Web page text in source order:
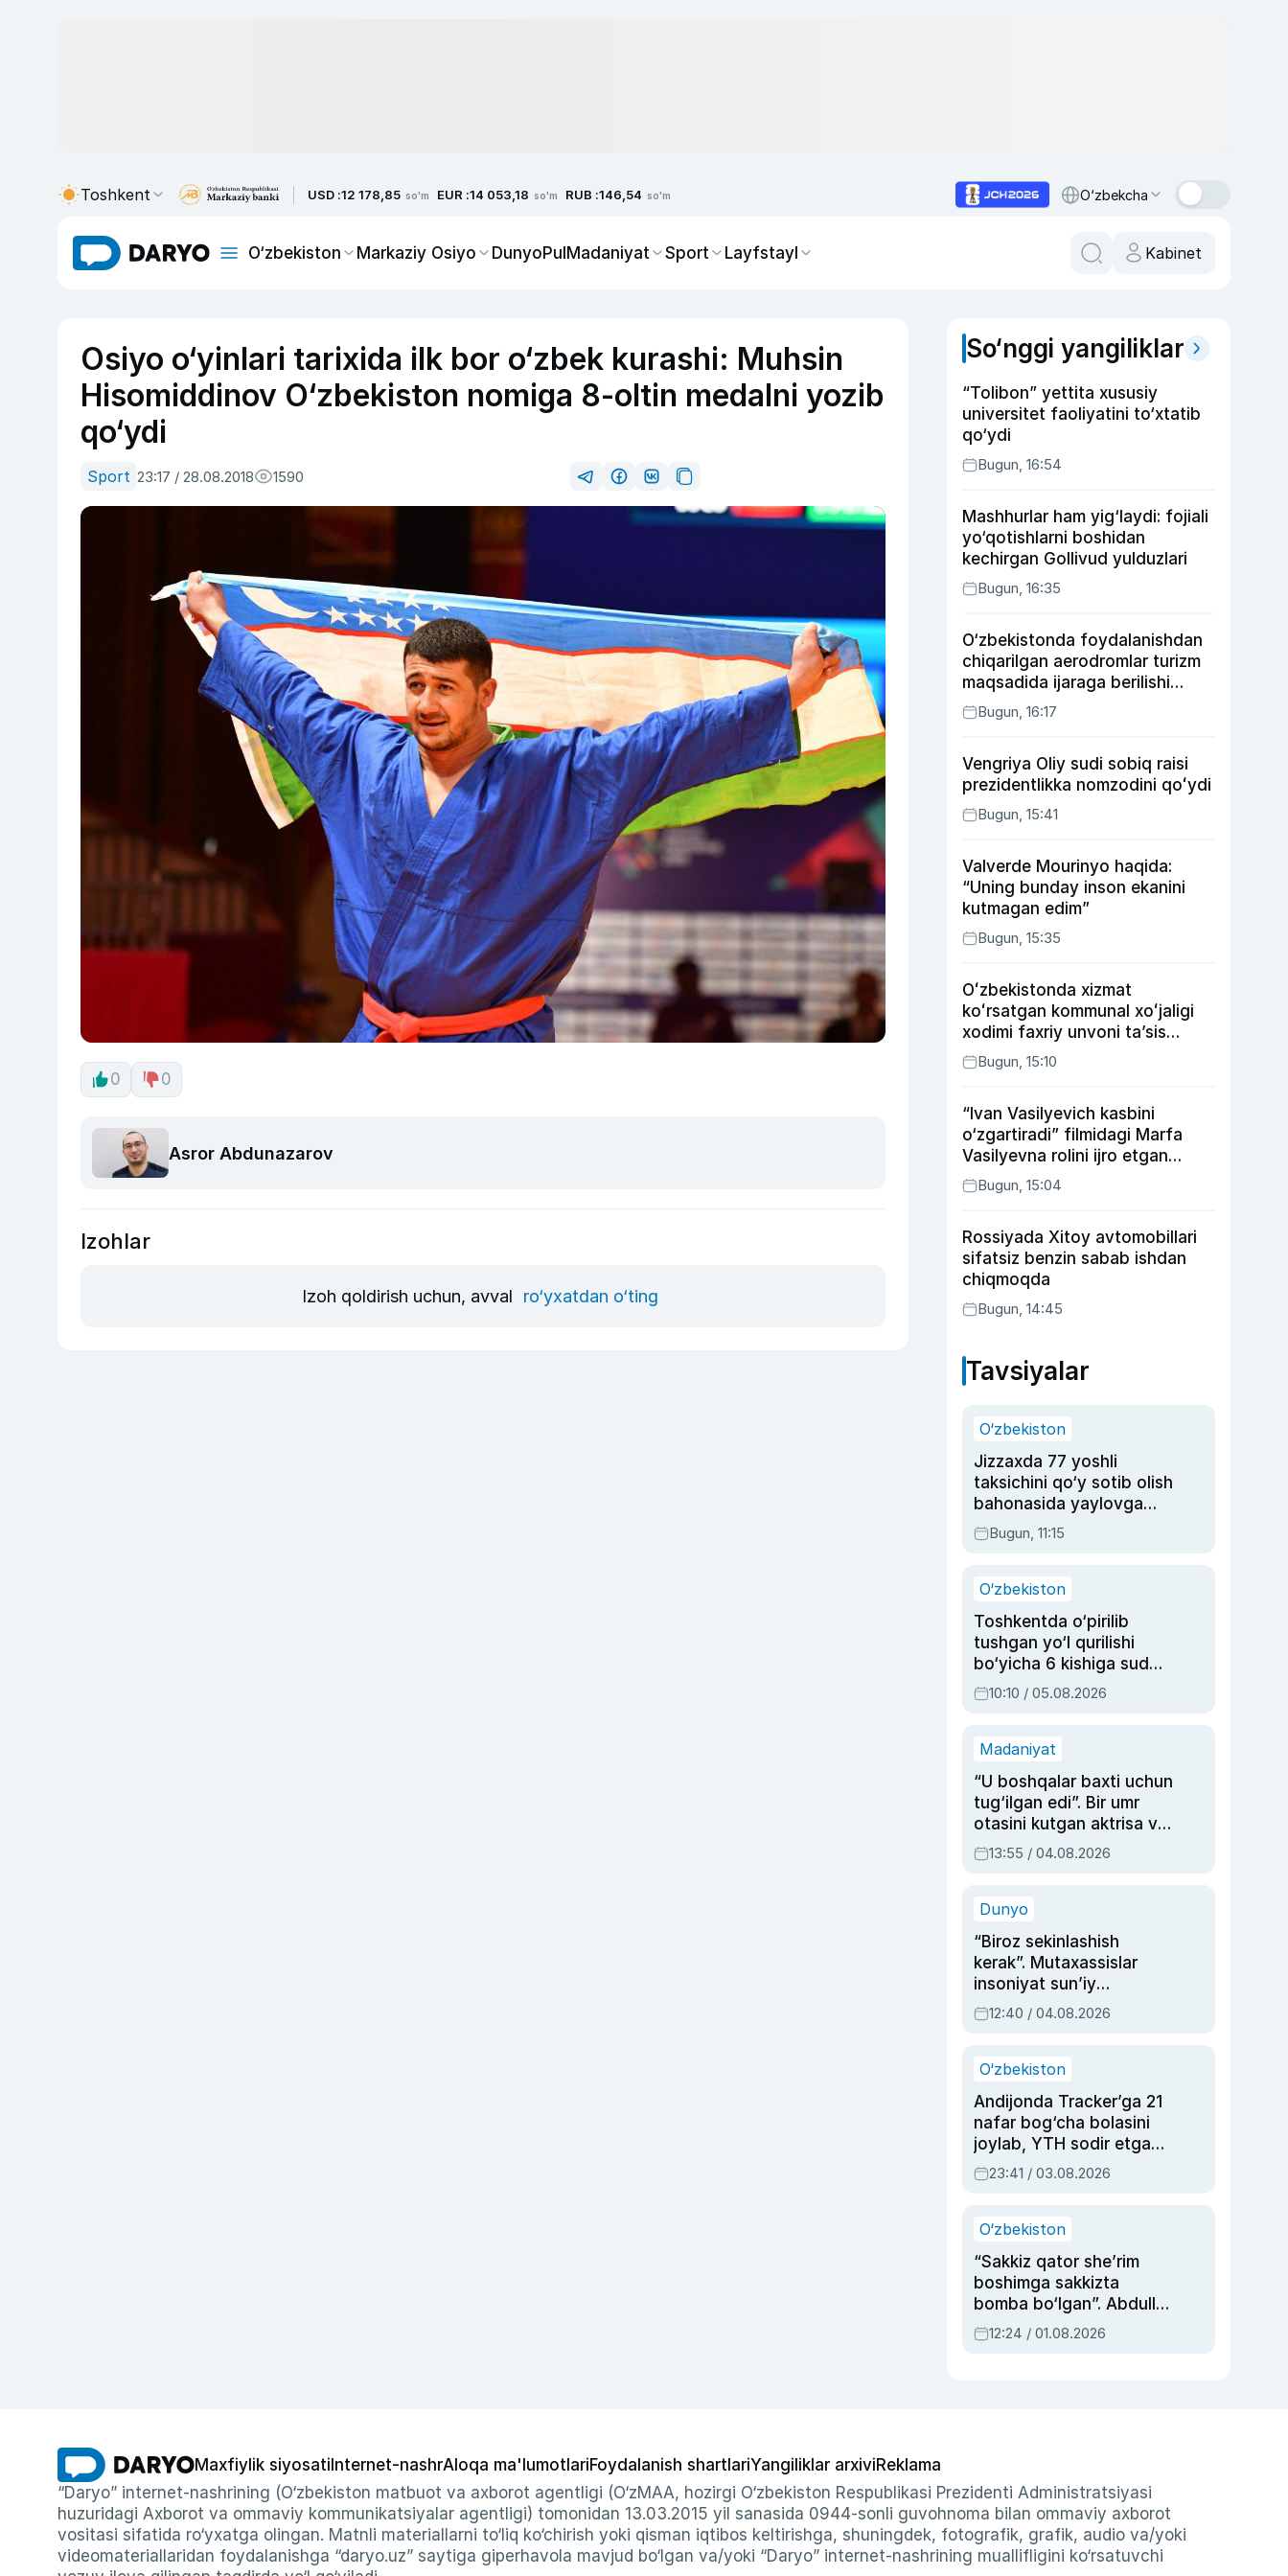
Toshkent USD :12 178,85 so'm EUR :14 053,18 so'm RUB :146,54 so'm O‘zbekcha
O‘zbekiston Markaziy Osiyo DunyoPulMadaniyat Sport Layfstayl Kabinet
Osiyo o‘yinlari tarixida ilk bor o‘zbek kurashi: Muhsin
Hisomiddinov O‘zbekiston nomiga 8-oltin medalni yozib
qo‘ydi
Sport 23:17 / 28.08.2018 1590
0 0
Asror Abdunazarov
Izohlar
Izoh qoldirish uchun, avval ro‘yxatdan o‘ting
So‘nggi yangiliklar
“Tolibon” yettita xususiy
universitet faoliyatini to‘xtatib
qo‘ydi
Bugun, 16:54
Mashhurlar ham yig‘laydi: fojiali
yo‘qotishlarni boshidan
kechirgan Gollivud yulduzlari
Bugun, 16:35
O‘zbekistonda foydalanishdan
chiqarilgan aerodromlar turizm
maqsadida ijaraga berilishi
mumkin
Bugun, 16:17
Vengriya Oliy sudi sobiq raisi
prezidentlikka nomzodini qoʻydi
Bugun, 15:41
Valverde Mourinyo haqida:
“Uning bunday inson ekanini
kutmagan edim”
Bugun, 15:35
Oʻzbekistonda xizmat
koʻrsatgan kommunal xoʻjaligi
xodimi faxriy unvoni taʼsis
etilishi mumkin
Bugun, 15:10
“Ivan Vasilyevich kasbini
o‘zgartiradi” filmidagi Marfa
Vasilyevna rolini ijro etgan
aktrisaning taqdiri qanday
kechdi?
Bugun, 15:04
Rossiyada Xitoy avtomobillari
sifatsiz benzin sabab ishdan
chiqmoqda
Bugun, 14:45
Tavsiyalar
O‘zbekiston
Jizzaxda 77 yoshli
taksichini qo‘y sotib olish
bahonasida yaylovga
olib borib o‘ldirgan yigit
20 yilga qamaldi
Bugun, 11:15
O‘zbekiston
Toshkentda o‘pirilib
tushgan yo‘l qurilishi
bo‘yicha 6 kishiga sud
hukmi o‘qildi
10:10 / 05.08.2026
Madaniyat
“U boshqalar baxti uchun
tug‘ilgan edi”. Bir umr
otasini kutgan aktrisa va
dublyaj ustasi Rimma
Ahmedovaning
13:55 / 04.08.2026
Dunyo
“Biroz sekinlashish
kerak”. Mutaxassislar
insoniyat sun’iy
intellektni boshqara
olmay qolishidan xavotir
12:40 / 04.08.2026
O‘zbekiston
Andijonda Tracker’ga 21
nafar bog‘cha bolasini
joylab, YTH sodir etgan
ayolga sud hukmi o‘qildi
23:41 / 03.08.2026
O‘zbekiston
“Sakkiz qator she’rim
boshimga sakkizta
bomba bo‘lgan”. Abdulla
Oripovni siyosiy
ayblovlardan asrab
12:24 / 01.08.2026
Maxfiylik siyosati Internet-nashrAloqa ma'lumotlariFoydalanish shartlariYangiliklar arxiviReklama
“Daryo” internet-nashrining (O‘zbekiston matbuot va axborot agentligi (O‘zMAA, hozirgi O‘zbekiston Respublikasi Prezidenti Administratsiyasi
huzuridagi Axborot va ommaviy kommunikatsiyalar agentligi) tomonidan 13.03.2015 yil sanasida 0944-sonli guvohnoma bilan ommaviy axborot
vositasi sifatida ro‘yxatga olingan. Matnli materiallarni to‘liq ko‘chirish yoki qisman iqtibos keltirishga, shuningdek, fotografik, grafik, audio va/yoki
videomateriallaridan foydalanishga “daryo.uz” saytiga giperhavola mavjud bo‘lgan va/yoki “Daryo” internet-nashrining muallifligini ko‘rsatuvchi